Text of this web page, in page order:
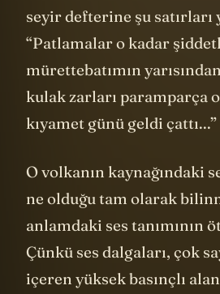
seyir defterine şu satırları
“Patlamalar o kadar
mürettebatımın
kulak zarları paramparça
kıyamet günü geldi çattı...”
O volkanın kaynağındaki
ne olduğu tam olarak
anlamdaki ses tanımının
Çünkü ses dalgaları, çok
içeren yüksek basınçlı